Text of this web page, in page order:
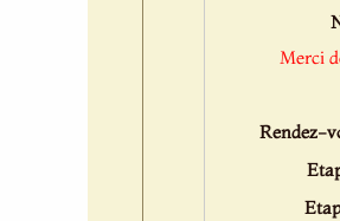
Merci
Rendez-